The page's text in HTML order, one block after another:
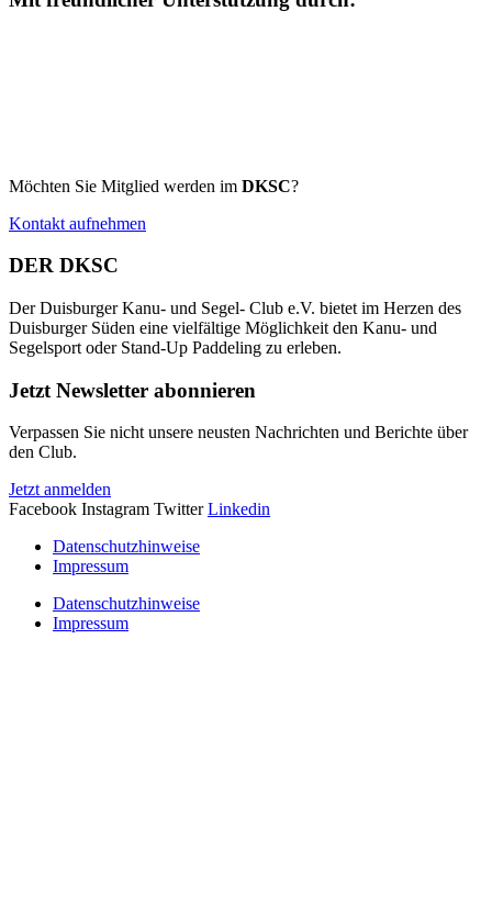
Möchten Sie Mitglied werden im DKSC?
Kontakt aufnehmen
DER DKSC
Der Duisburger Kanu- und Segel- Club e.V. bietet im Herzen des
Duisburger Süden eine vielfältige Möglichkeit den Kanu- und
Segelsport oder Stand-Up Paddeling zu erleben.
Jetzt Newsletter abonnieren
Verpassen Sie nicht unsere neusten Nachrichten und Berichte über
den Club.
Jetzt anmelden
Facebook Instagram Twitter Linkedin
Datenschutzhinweise
Impressum
Datenschutzhinweise
Impressum